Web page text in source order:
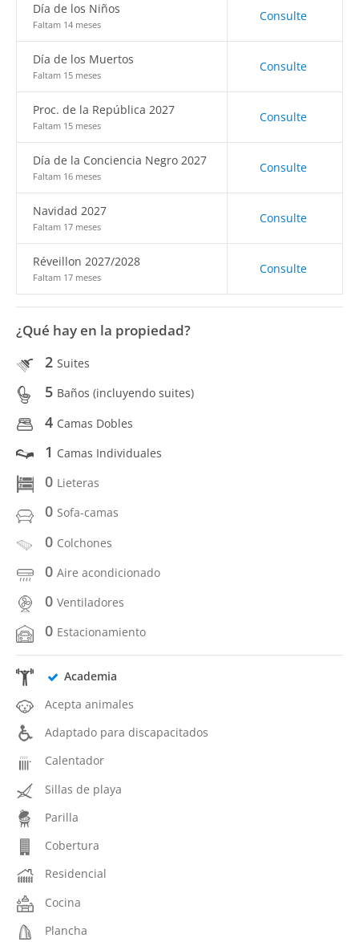
Día de los Niños
Faltam 14 meses
Consulte
Día de los Muertos
Faltam 15 meses
Consulte
Proc. de la República 2027
Faltam 15 meses
Consulte
Día de la Conciencia Negro 2027
Faltam 16 meses
Consulte
Navidad 2027
Faltam 17 meses
Consulte
Réveillon 2027/2028
Faltam 17 meses
Consulte
¿Qué hay en la propiedad?
2 Suites
5 Baños (incluyendo suites)
4 Camas Dobles
1 Camas Individuales
0 Lieteras
0 Sofa-camas
0 Colchones
0 Aire acondicionado
0 Ventiladores
0 Estacionamiento
Academia
Acepta animales
Adaptado para discapacitados
Calentador
Sillas de playa
Parilla
Cobertura
Residencial
Cocina
Plancha